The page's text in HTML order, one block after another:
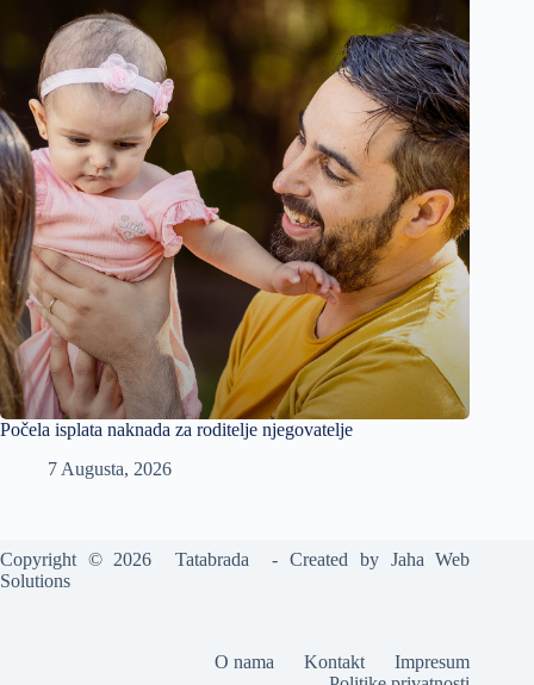
Počela isplata naknada za roditelje njegovatelje
7 Augusta, 2026
Copyright © 2026 Tatabrada - Created by Jaha Web
Solutions
O nama Kontakt
Impresum